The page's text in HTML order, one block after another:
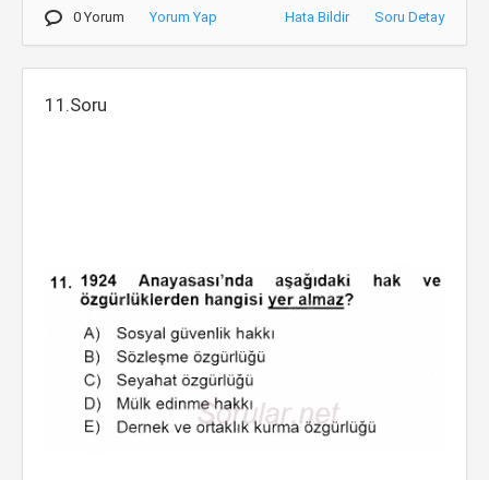
0 Yorum Yorum Yap Hata Bildir Soru Detay
11.Soru